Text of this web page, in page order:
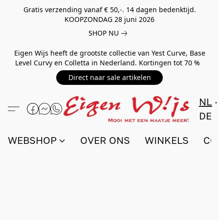
Gratis verzending vanaf € 50,-. 14 dagen bedenktijd.
KOOPZONDAG 28 juni 2026
SHOP NU
Eigen Wijs heeft de grootste collectie van Yest Curve, Base
Level Curvy en Colletta in Nederland. Kortingen tot 70 %
Direct naar sale artikelen
NL
DE
WEBSHOP OVER ONS WINKELS